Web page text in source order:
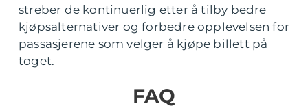
streber de kontinuerlig etter å tilby bedre
kjøpsalternativer og forbedre opplevelsen for
passasjerene som velger å kjøpe billett på
toget.
FAQ